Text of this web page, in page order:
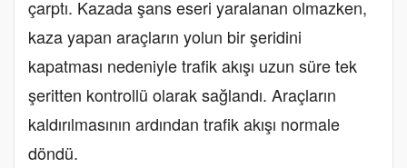
çarptı. Kazada şans eseri yaralanan olmazken,
kaza yapan araçların yolun bir şeridini
kapatması nedeniyle trafik akışı uzun süre tek
şeritten kontrollü olarak sağlandı. Araçların
kaldırılmasının ardından trafik akışı normale
döndü.